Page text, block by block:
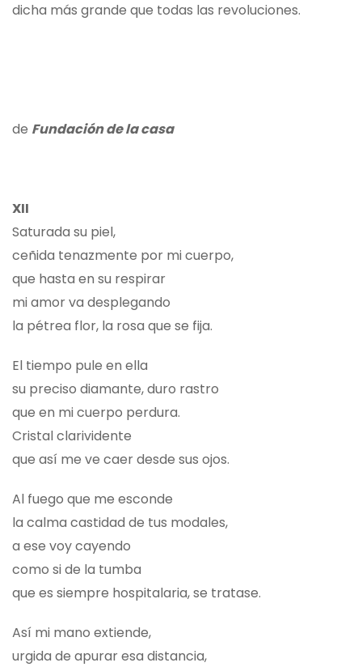
dicha más grande que todas las revoluciones.
de Fundación de la casa
XII
Saturada su piel,
ceñida tenazmente por mi cuerpo,
que hasta en su respirar
mi amor va desplegando
la pétrea flor, la rosa que se fija.
El tiempo pule en ella
su preciso diamante, duro rastro
que en mi cuerpo perdura.
Cristal clarividente
que así me ve caer desde sus ojos.
Al fuego que me esconde
la calma castidad de tus modales,
a ese voy cayendo
como si de la tumba
que es siempre hospitalaria, se tratase.
Así mi mano extiende,
urgida de apurar esa distancia,